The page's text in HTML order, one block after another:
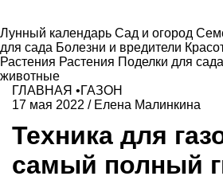
Лунный календарь Сад и огород
для сада Болезни и вредители
Растения Растения Поделки для сада
животные
ГЛАВНАЯ •ГАЗОН
17 мая 2022 / Елена Малинкина
Техника для
самый полный